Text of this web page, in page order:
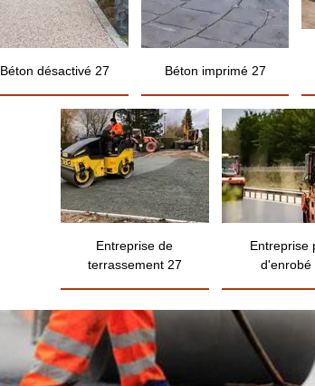
Béton désactivé 27 Béton imprimé 27
Entreprise de
terrassement 27
Entreprise
d'enrobé